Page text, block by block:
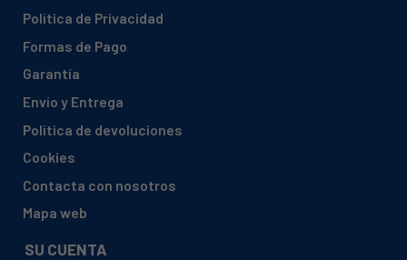
02159201
CATA, THALASSA-900XGBK-1314
CATA, THALASSA-TC3V-900-GLASS-A-02159202
CATA, THALASSA900XGBK
MIRAGE, MIRAGE 700 BK 7196
MIRAGE, MIRAGE 90 CI 7898 NODOR CASANDRA TC90
GLASS
MIRAGE, MIRAGE 900 WH 7277
MIRAGE, MIRAGE BK 70 7196
Política de Privacidad
Formas de Pago
Garantía
Envío y Entrega
Política de devoluciones
Cookies
Contacta con nosotros
Mapa web
SU CUENTA